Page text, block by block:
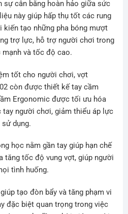
sự cân bằng hoàn hảo giữa sức
này giúp hấp thụ tốt các rung
kiến tạo những pha bóng mượt
trợ lực, hỗ trợ người chơi trong
và tốc độ cao.
tốt cho người chơi, vợt
còn được thiết kế tay cầm
Ergonomic được tối ưu hóa
người chơi, giảm thiểu áp lực
dụng.
học nằm gần tay giúp hạn chế
tăng tốc độ vung vợt, giúp người
tình huống.
tạo đòn bẩy và tăng phạm vi
đặc biệt quan trọng trong việc